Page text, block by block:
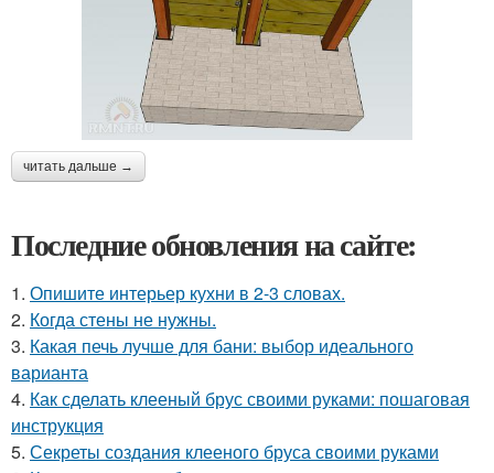
читать дальше →
Последние обновления на сайте:
1. Опишите интерьер кухни в 2-3 словах.
2. Когда стены не нужны.
3. Какая печь лучше для бани: выбор идеального
варианта
4. Как сделать клееный брус своими руками: пошаговая
инструкция
5. Секреты создания клееного бруса своими руками